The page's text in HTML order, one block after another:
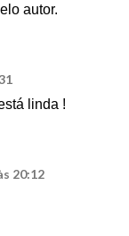
autor.
linda !
20:12